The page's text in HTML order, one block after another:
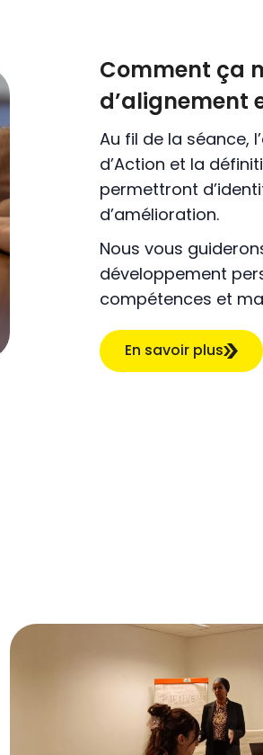
Comment ça
d’alignement
Au fil de la séance,
d’Action et la
permettront
d’amélioration.
Nous vous
développement
compétences et
En savoir plus